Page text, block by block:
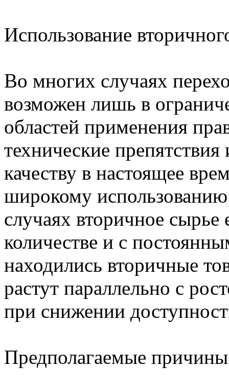
Использование
Во многих случаях
возможен лишь в
областей применения
технические
качеству в настоящее
широкому
случаях вторичное
количестве и с
находились вторичные
растут параллельно с
при снижении
Предполагаемые